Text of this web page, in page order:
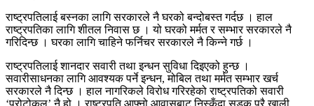
राष्ट्रपतिलाई बस्नका लागि सरकारले नै घरको बन्दोबस्त गर्दछ । हाल
राष्ट्रपतिका लागि शीतल निवास छ । यो घरको मर्मत र सम्भार सरकारले नै
गरिदिन्छ । घरका लागि चाहिने फर्निचर सरकारले नै किन्ने गर्छ ।
राष्ट्रपतिलाई शानदार सवारी तथा इन्धन सुविधा दिइएको हुन्छ ।
सवारीसाधनका लागि आवश्यक पर्ने इन्धन, मोबिल तथा मर्मत सम्भार खर्च
सरकारले नै दिन्छ । हाल नागरिकले विरोध गरिरहेको राष्ट्रपतिको सवारी
‘प्रोटोकल’ नै हो । राष्ट्रपति आफ्नो आवासबाट निस्कँदा सडक पूरै खाली